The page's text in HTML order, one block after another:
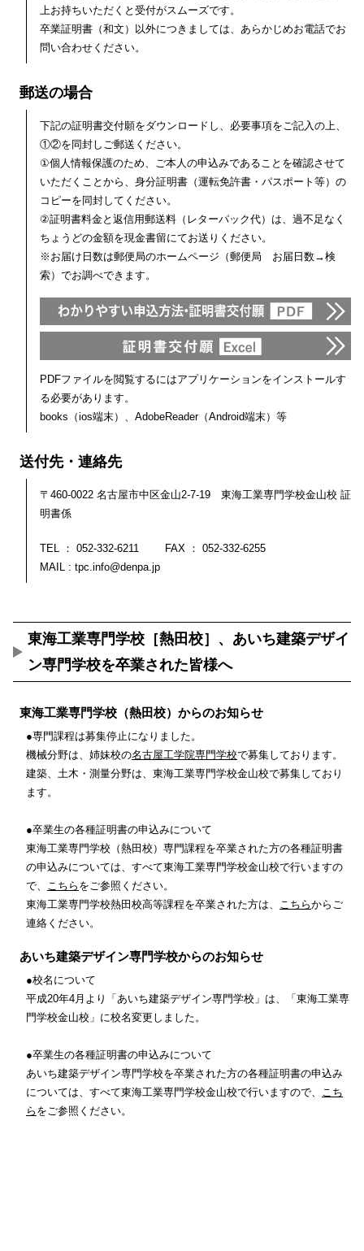
上お持ちいただくと受付がスムーズです。
卒業証明書（和文）以外につきましては、あらかじめお電話でお
問い合わせください。
郵送の場合
下記の証明書交付願をダウンロードし、必要事項をご記入の上、
①②を同封しご郵送ください。
①個人情報保護のため、ご本人の申込みであることを確認させて
いただくことから、身分証明書（運転免許書・パスポート等）の
コピーを同封してください。
②証明書料金と返信用郵送料（レターパック代）は、過不足なく
ちょうどの金額を現金書留にてお送りください。
※お届け日数は郵便局のホームページ（郵便局 お届日数→検
索）でお調べできます。
PDFファイルを閲覧するにはアプリケーションをインストールす
る必要があります。
books（ios端末）、AdobeReader（Android端末）等
送付先・連絡先
〒460-0022 名古屋市中区金山2-7-19 東海工業専門学校金山校 証
明書係
TEL ： 052-332-6211
FAX ： 052-332-6255
MAIL : tpc.info@denpa.jp
東海工業専門学校［熱田校］、あいち建築デザイ
ン専門学校を卒業された皆様へ
東海工業専門学校（熱田校）からのお知らせ
●専門課程は募集停止になりました。
機械分野は、姉妹校の名古屋工学院専門学校で募集しております。
建築、土木・測量分野は、東海工業専門学校金山校で募集しており
ます。
●卒業生の各種証明書の申込みについて
東海工業専門学校（熱田校）専門課程を卒業された方の各種証明書
の申込みについては、 すべて東海工業専門学校金山校で行いますの
で、
こちら をご参照ください。
東海工業専門学校熱田校高等課程を卒業された方は、
こちらからご
連絡ください。
あいち建築デザイン専門学校からのお知らせ
●校名について
平成20年4月より「あいち建築デザイン専門学校」は、
「東海工業専
門学校金山校」に校名変更しました。
●卒業生の各種証明書の申込みについて
あいち建築デザイン専門学校を卒業された方の各種証明書の申込み
については、 すべて東海工業専門学校金山校で行いますので、
こち
ら をご参照ください。